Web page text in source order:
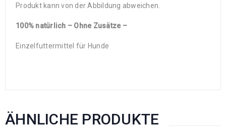
Produkt kann von der Abbildung abweichen.
100% natürlich – Ohne Zusätze –
Einzelfuttermittel für Hunde
ÄHNLICHE PRODUKTE